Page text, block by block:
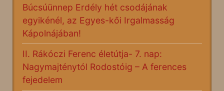
Búcsúünnep Erdély hét csodájának
egyikénél, az Egyes-kői Irgalmasság
Kápolnájában!
II. Rákóczi Ferenc életútja- 7. nap:
Nagymajténytól Rodostóig – A ferences
fejedelem